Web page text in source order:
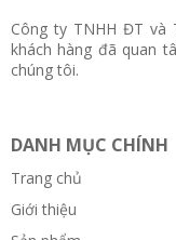
Công ty TNHH ĐT và
khách hàng đã quan
chúng tôi.
DANH MỤC CHÍNH
Trang chủ
Giới thiệu